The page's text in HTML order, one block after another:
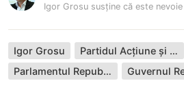
Igor Grosu Partidul Acțiune și Solidaritate
Parlamentul Republicii Moldova